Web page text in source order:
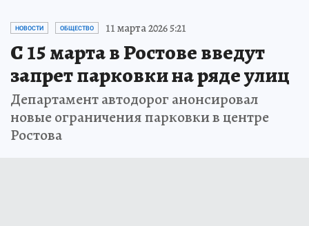
НОВОСТИ ОБЩЕСТВО 11 марта 2026 5:21
С 15 марта в Ростове введут
запрет парковки на ряде улиц
Департамент автодорог анонсировал
новые ограничения парковки в центре
Ростова